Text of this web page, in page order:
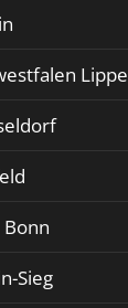
Lippe
Sieg